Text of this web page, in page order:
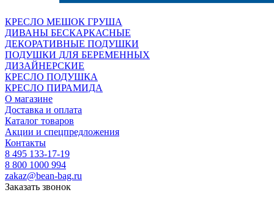
КРЕСЛО МЕШОК ГРУША
ДИВАНЫ БЕСКАРКАСНЫЕ
ДЕКОРАТИВНЫЕ ПОДУШКИ
ПОДУШКИ ДЛЯ БЕРЕМЕННЫХ
ДИЗАЙНЕРСКИЕ
КРЕСЛО ПОДУШКА
КРЕСЛО ПИРАМИДА
О магазине
Доставка и оплата
Каталог товаров
Акции и спецпредложения
Контакты
8 495 133-17-19
8 800 1000 994
zakaz@bean-bag.ru
Заказать звонок